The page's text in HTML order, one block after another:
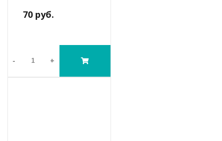
70 руб.
- +